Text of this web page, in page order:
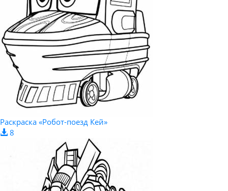
Раскраска «Робот-поезд Кей»
8